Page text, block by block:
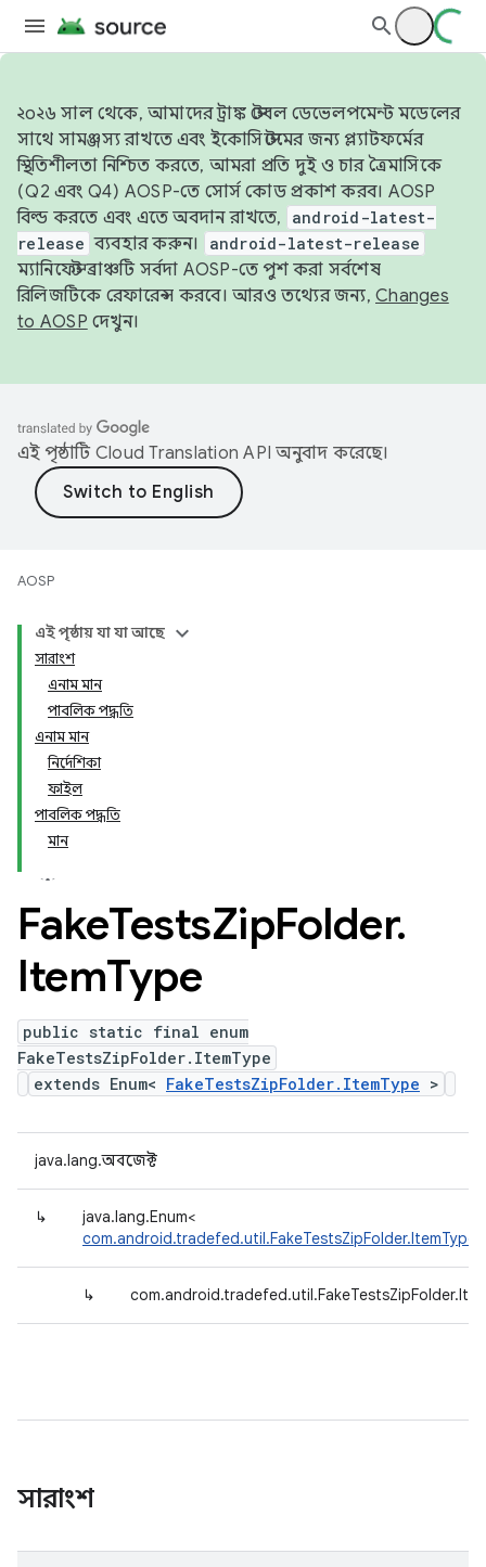
২০২৬ সাল থেকে, আমাদের ট্রাঙ্ক স্টেবল ডেভেলপমেন্ট মডেলের
সাথে সামঞ্জস্য রাখতে এবং ইকোসিস্টেমের জন্য প্ল্যাটফর্মের
স্থিতিশীলতা নিশ্চিত করতে, আমরা প্রতি দুই ও চার ত্রৈমাসিকে
(Q2 এবং Q4) AOSP-তে সোর্স কোড প্রকাশ করব। AOSP
বিল্ড করতে এবং এতে অবদান রাখতে,
android-latest-
release ব্যবহার করুন। android-latest-release
ম্যানিফেস্ট ব্রাঞ্চটি সর্বদা AOSP-তে পুশ করা সর্বশেষ
রিলিজটিকে রেফারেন্স করবে। আরও তথ্যের জন্য, Changes
to AOSP দেখুন।
এই পৃষ্ঠাটি Cloud Translation API অনুবাদ করেছে।
AOSP
এই পৃষ্ঠায় যা যা আছে
সারাংশ
এনাম মান
পাবলিক পদ্ধতি
এনাম মান
নির্দেশিকা
ফাইল
পাবলিক পদ্ধতি
মান
FakeTestsZipFolder.
ItemType
public static final enum
FakeTestsZipFolder.ItemType
extends Enum< FakeTestsZipFolder.ItemType >
java.lang.অবজেক্ট
↳
java.lang.Enum<
com.android.tradefed.util.FakeTestsZipFolder.ItemType
↳
সারাংশ